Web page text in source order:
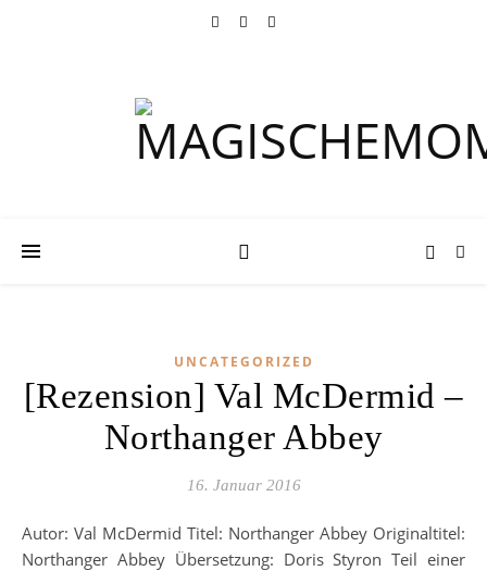
UNCATEGORIZED
[Rezension] Val McDermid –
Northanger Abbey
16. Januar 2016
Autor: Val McDermid Titel: Northanger Abbey Originaltitel:
Northanger Abbey Übersetzung: Doris Styron Teil einer